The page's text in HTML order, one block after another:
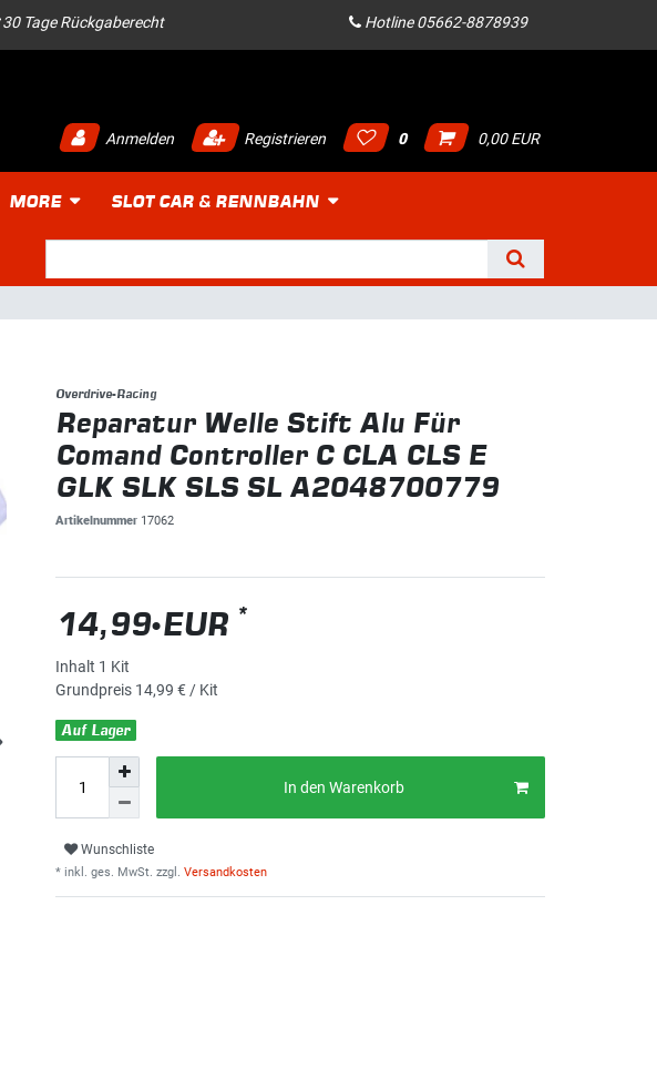
30 Tage Rückgaberecht Hotline 05662-8878939
Anmelden Registrieren 0 0,00 EUR
MORE SLOT CAR & RENNBAHN
Overdrive-Racing
Reparatur Welle Stift Alu Für
Comand Controller C CLA CLS E
GLK SLK SLS SL A2048700779
Artikelnummer 17062
14,99 EUR *
Inhalt 1 Kit
Grundpreis 14,99 € / Kit
Auf Lager
In den Warenkorb
Wunschliste
* inkl. ges. MwSt. zzgl. Versandkosten